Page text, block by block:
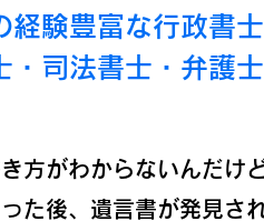
験豊富な行政書
司法書士・弁護
方がわからないんだけ
た後、遺言書が発見さ